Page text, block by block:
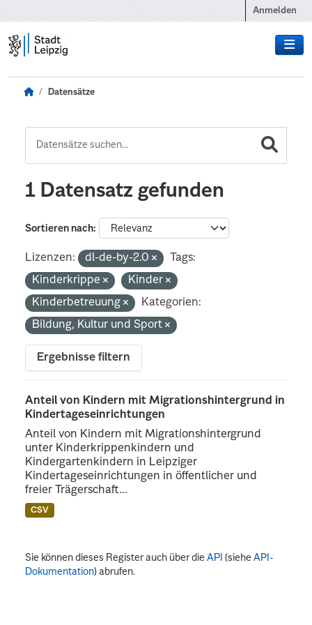
Anmelden
Datensätze
1 Datensatz gefunden
Sortieren nach
Lizenzen: dl-de-by-2.0
Tags:
Kinderkrippe
Kinder
Kinderbetreuung
Kategorien:
Bildung, Kultur und Sport
Ergebnisse filtern
Anteil von Kindern mit Migrationshintergrund in
Kindertageseinrichtungen
Anteil von Kindern mit Migrationshintergrund
unter Kinderkrippenkindern und
Kindergartenkindern in Leipziger
Kindertageseinrichtungen in öffentlicher und
freier Trägerschaft...
CSV
Sie können dieses Register auch über dieAPI (sieheAPI-
Dokumentation) abrufen.